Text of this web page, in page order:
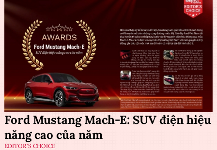
Ford Mustang Mach-E: SUV điện hiệu
năng cao của năm
EDITOR'S CHOICE